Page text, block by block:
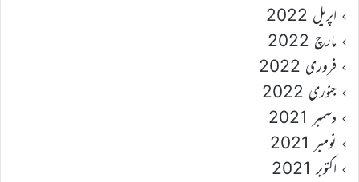
اپریل 2022
مارچ 2022
فروری 2022
جنوری 2022
دسمبر 2021
نومبر 2021
اکتوبر 2021